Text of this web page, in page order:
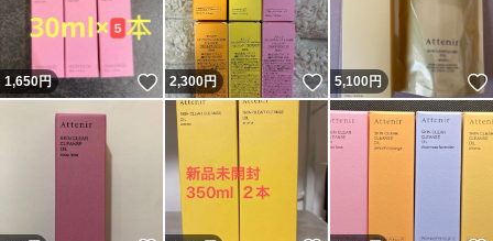
1,650円 いいね！
2,300円 いいね！
5,100円